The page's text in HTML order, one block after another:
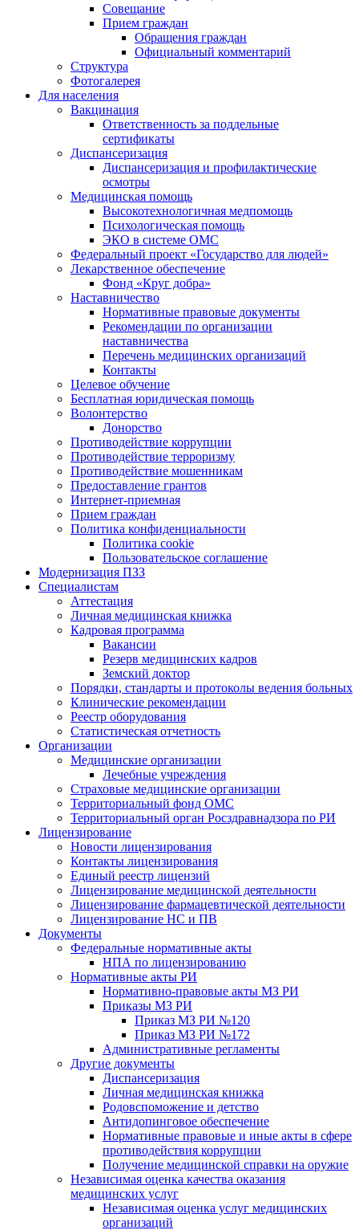
Совещание
Прием граждан
Обращения граждан
Официальный комментарий
Структура
Фотогалерея
Для населения
Вакцинация
Ответственность за поддельные
сертификаты
Диспансеризация
Диспансеризация и профилактические
осмотры
Медицинская помощь
Высокотехнологичная медпомощь
Психологическая помощь
ЭКО в системе ОМС
Федеральный проект «Государство для людей»
Лекарственное обеспечение
Фонд «Круг добра»
Наставничество
Нормативные правовые документы
Рекомендации по организации
наставничества
Перечень медицинских организаций
Контакты
Целевое обучение
Бесплатная юридическая помощь
Волонтерство
Донорство
Противодействие коррупции
Противодействие терроризму
Противодействие мошенникам
Предоставление грантов
Интернет-приемная
Прием граждан
Политика конфиденциальности
Политика cookie
Пользовательское соглашение
Модернизация ПЗЗ
Специалистам
Аттестация
Личная медицинская книжка
Кадровая программа
Вакансии
Резерв медицинских кадров
Земский доктор
Порядки, стандарты и протоколы ведения больных
Клинические рекомендации
Реестр оборудования
Статистическая отчетность
Организации
Медицинские организации
Лечебные учреждения
Страховые медицинские организации
Территориальный фонд ОМС
Территориальный орган Росздравнадзора по РИ
Лицензирование
Новости лицензирования
Контакты лицензирования
Единый реестр лицензий
Лицензирование медицинской деятельности
Лицензирование фармацевтической деятельности
Лицензирование НС и ПВ
Документы
Федеральные нормативные акты
НПА по лицензированию
Нормативные акты РИ
Нормативно-правовые акты МЗ РИ
Приказы МЗ РИ
Приказ МЗ РИ №120
Приказ МЗ РИ №172
Административные регламенты
Другие документы
Диспансеризация
Личная медицинская книжка
Родовспоможение и детство
Антидопинговое обеспечение
Нормативные правовые и иные акты в сфере
противодействия коррупции
Получение медицинской справки на оружие
Независимая оценка качества оказания
медицинских услуг
Независимая оценка услуг медицинскиx
организаций